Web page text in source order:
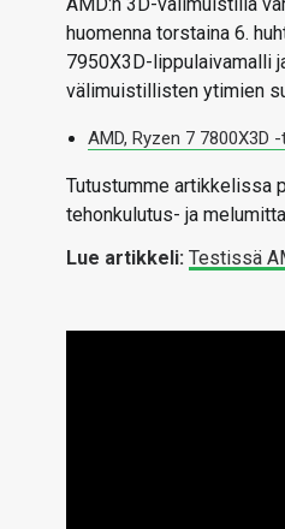
huomenna torstaina 6.
7950X3D-lippulaivamalli
välimuistillisten ytimien
AMD, Ryzen 7 7800X3D
Tutustumme artikkelissa
tehonkulutus- ja
Lue artikkeli: Testissä